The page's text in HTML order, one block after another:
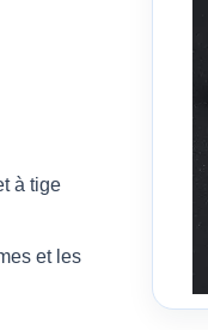
à tige
et les